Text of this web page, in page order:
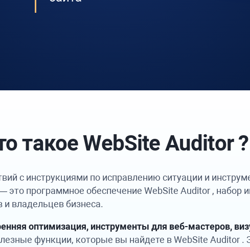
такоеWebSite Auditor?
с инструкциями по исправлению ситуации и
это программное обеспечение WebSite Auditor , набор
и владельцев бизнеса.
оптимизация, инструменты для веб-мастеров,
функции, которые вы найдете вWebSite Auditor .